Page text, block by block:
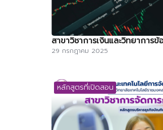
สาขาวิชาการเงินและวิทยาการ
29 กรกฎาคม 2025
หลักสูตรที่เปิดสอน